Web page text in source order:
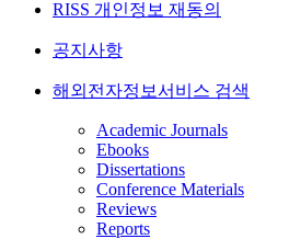
RISS 개인정보 재동의
공지사항
해외전자정보서비스 검색
Academic Journals
Ebooks
Dissertations
Conference Materials
Reviews
Reports